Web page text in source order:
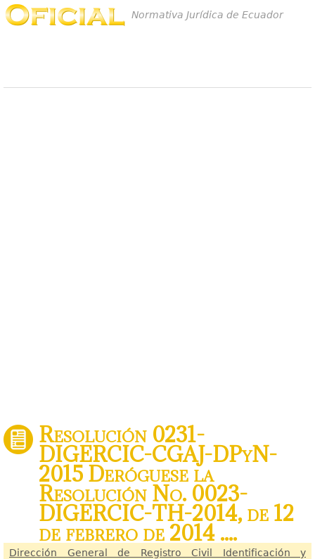
Normativa Jurídica de Ecuador
Resolución 0231-
DIGERCIC-CGAJ-DPyN-
2015 Deróguese la
Resolución No. 0023-
DIGERCIC-TH-2014, de 12
de febrero de 2014 ....
Dirección General de Registro Civil Identificación y